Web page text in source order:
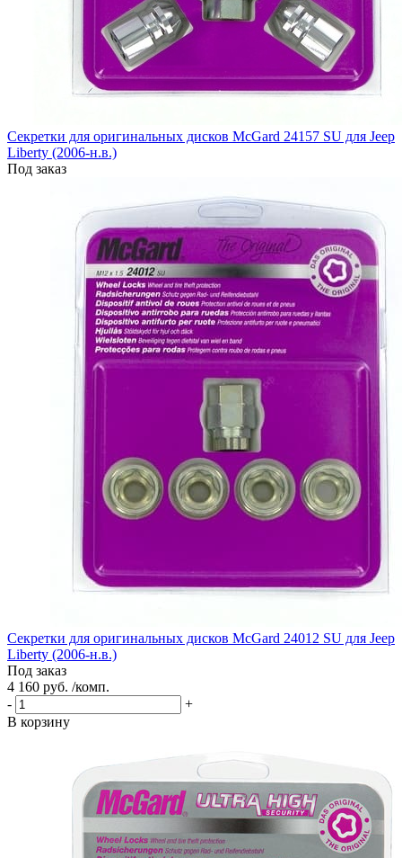
Секретки для оригинальных дисков McGard 24157 SU для Jeep
Liberty (2006-н.в.)
Под заказ
Секретки для оригинальных дисков McGard 24012 SU для Jeep
Liberty (2006-н.в.)
Под заказ
4 160 руб. /комп.
-
+
В корзину